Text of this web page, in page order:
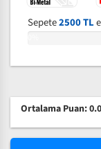
Sepete2500 TL
Ortalama Puan: